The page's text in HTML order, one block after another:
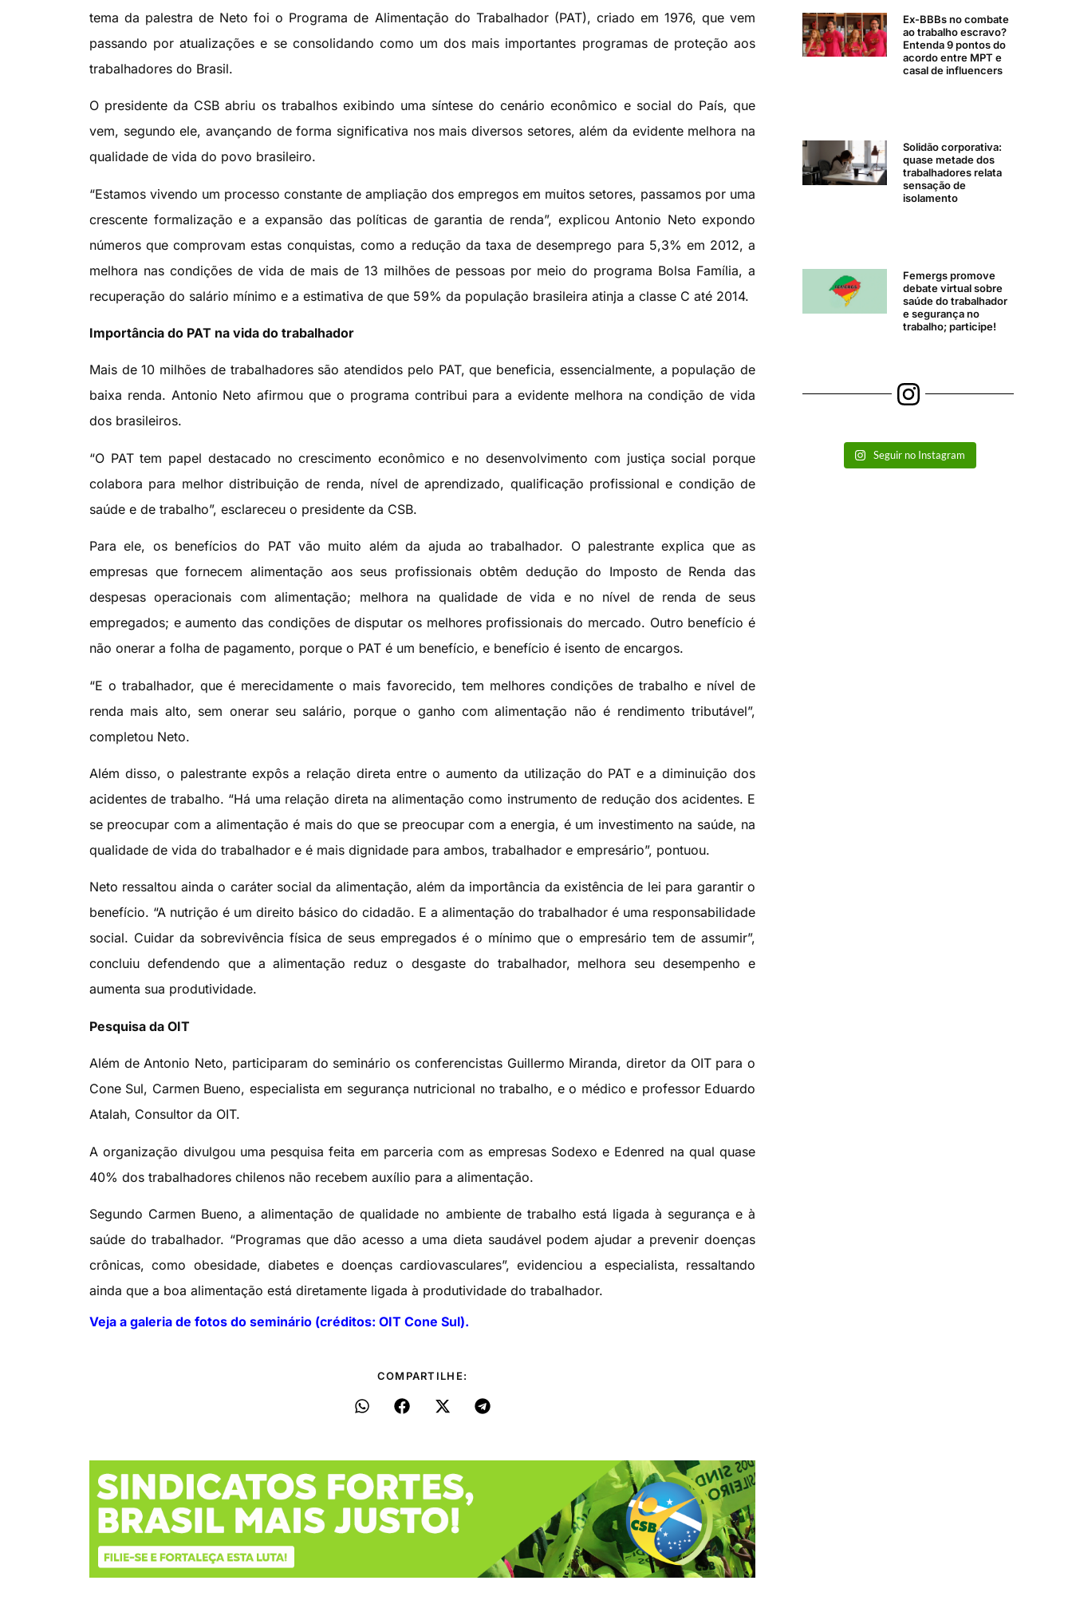
tema da palestra de Neto foi o Programa de Alimentação do Trabalhador (PAT), criado em 1976, que vem
passando por atualizações e se consolidando como um dos mais importantes programas de proteção aos
trabalhadores do Brasil.
O presidente da CSB abriu os trabalhos exibindo uma síntese do cenário econômico e social do País, que
vem, segundo ele, avançando de forma significativa nos mais diversos setores, além da evidente melhora na
qualidade de vida do povo brasileiro.
“Estamos vivendo um processo constante de ampliação dos empregos em muitos setores, passamos por uma
crescente formalização e a expansão das políticas de garantia de renda”, explicou Antonio Neto expondo
números que comprovam estas conquistas, como a redução da taxa de desemprego para 5,3% em 2012, a
melhora nas condições de vida de mais de 13 milhões de pessoas por meio do programa Bolsa Família, a
recuperação do salário mínimo e a estimativa de que 59% da população brasileira atinja a classe C até 2014.
Importância do PAT na vida do trabalhador
Mais de 10 milhões de trabalhadores são atendidos pelo PAT, que beneficia, essencialmente, a população de
baixa renda. Antonio Neto afirmou que o programa contribui para a evidente melhora na condição de vida
dos brasileiros.
“O PAT tem papel destacado no crescimento econômico e no desenvolvimento com justiça social porque
colabora para melhor distribuição de renda, nível de aprendizado, qualificação profissional e condição de
saúde e de trabalho”, esclareceu o presidente da CSB.
Para ele, os benefícios do PAT vão muito além da ajuda ao trabalhador. O palestrante explica que as
empresas que fornecem alimentação aos seus profissionais obtêm dedução do Imposto de Renda das
despesas operacionais com alimentação; melhora na qualidade de vida e no nível de renda de seus
empregados; e aumento das condições de disputar os melhores profissionais do mercado. Outro benefício é
não onerar a folha de pagamento, porque o PAT é um benefício, e benefício é isento de encargos.
“E o trabalhador, que é merecidamente o mais favorecido, tem melhores condições de trabalho e nível de
renda mais alto, sem onerar seu salário, porque o ganho com alimentação não é rendimento tributável”,
completou Neto.
Além disso, o palestrante expôs a relação direta entre o aumento da utilização do PAT e a diminuição dos
acidentes de trabalho. “Há uma relação direta na alimentação como instrumento de redução dos acidentes. E
se preocupar com a alimentação é mais do que se preocupar com a energia, é um investimento na saúde, na
qualidade de vida do trabalhador e é mais dignidade para ambos, trabalhador e empresário”, pontuou.
Neto ressaltou ainda o caráter social da alimentação, além da importância da existência de lei para garantir o
benefício. “A nutrição é um direito básico do cidadão. E a alimentação do trabalhador é uma responsabilidade
social. Cuidar da sobrevivência física de seus empregados é o mínimo que o empresário tem de assumir”,
concluiu defendendo que a alimentação reduz o desgaste do trabalhador, melhora seu desempenho e
aumenta sua produtividade.
Pesquisa da OIT
Além de Antonio Neto, participaram do seminário os conferencistas Guillermo Miranda, diretor da OIT para o
Cone Sul, Carmen Bueno, especialista em segurança nutricional no trabalho, e o médico e professor Eduardo
Atalah, Consultor da OIT.
A organização divulgou uma pesquisa feita em parceria com as empresas Sodexo e Edenred na qual quase
40% dos trabalhadores chilenos não recebem auxílio para a alimentação.
Segundo Carmen Bueno, a alimentação de qualidade no ambiente de trabalho está ligada à segurança e à
saúde do trabalhador. “Programas que dão acesso a uma dieta saudável podem ajudar a prevenir doenças
crônicas, como obesidade, diabetes e doenças cardiovasculares”, evidenciou a especialista, ressaltando
ainda que a boa alimentação está diretamente ligada à produtividade do trabalhador.
Veja a galeria de fotos do seminário (créditos: OIT Cone Sul).
COMPARTILHE:
Ex-BBBs no combate
ao trabalho escravo?
Entenda 9 pontos do
acordo entre MPT e
casal de influencers
Solidão corporativa:
quase metade dos
trabalhadores relata
sensação de
isolamento
Femergs promove
debate virtual sobre
saúde do trabalhador
e segurança no
trabalho; participe!
Seguir no Instagram